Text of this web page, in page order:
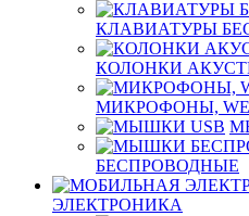
КЛАВИАТУРЫ
КОЛОНКИ
МИКРОФОНЫ,
БЕСПРОВОДНЫЕ
ЭЛЕКТРОНИКА